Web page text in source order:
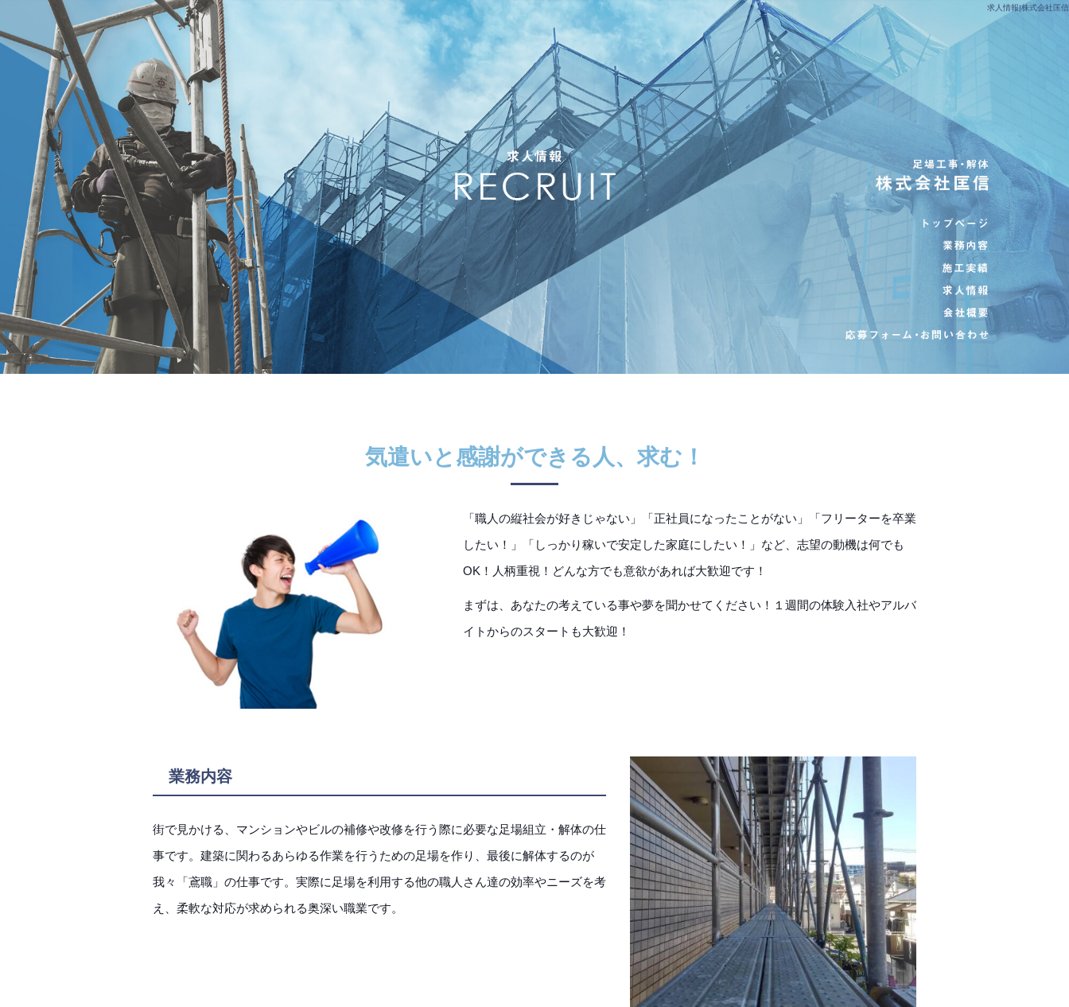
求人情報|株式会社匡信
気遣いと感謝ができる人、求む！
「職人の縦社会が好きじゃない」「正社員になったことがない」「フリーターを卒業
したい！」「しっかり稼いで安定した家庭にしたい！」など、志望の動機は何でも
OK！人柄重視！どんな方でも意欲があれば大歓迎です！
まずは、あなたの考えている事や夢を聞かせてください！１週間の体験入社やアルバ
イトからのスタートも大歓迎！
業務内容
街で見かける、マンションやビルの補修や改修を行う際に必要な足場組立・解体の仕
事です。建築に関わるあらゆる作業を行うための足場を作り、最後に解体するのが
我々「鳶職」の仕事です。実際に足場を利用する他の職人さん達の効率やニーズを考
え、柔軟な対応が求められる奥深い職業です。